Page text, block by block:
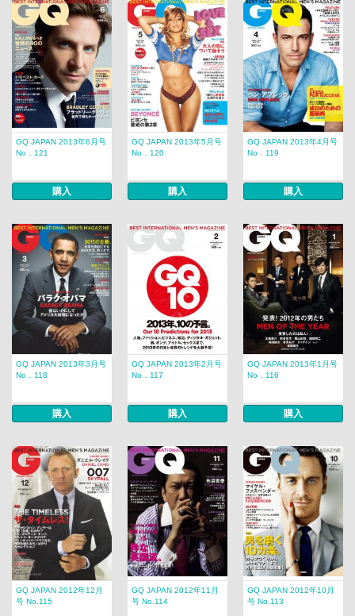
GQ JAPAN 2013年6月号
No．121
購入
GQ JAPAN 2013年5月号
No．120
購入
GQ JAPAN 2013年4月号
No．119
購入
GQ JAPAN 2013年3月号
No．118
購入
GQ JAPAN 2013年2月号
No．117
購入
GQ JAPAN 2013年1月号
No．116
購入
GQ JAPAN 2012年12月
号 No.115
GQ JAPAN 2012年11月
号 No.114
GQ JAPAN 2012年10月
号 No.113